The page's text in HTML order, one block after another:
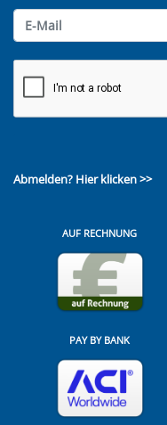
Abmelden? Hier klicken >>
AUF RECHNUNG
PAY BY BANK